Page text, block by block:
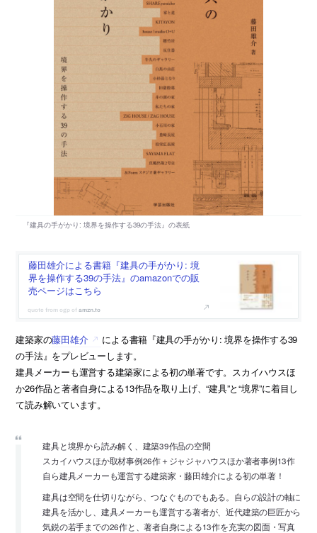
藤田雄介による書籍『建具の手がかり: 境
界を操作する39の手法』のamazonでの販
売ページはこちら
amzn.to
建築家の藤田雄介
による書籍『建具の手がかり: 境界を操作する39
の手法』をプレビューします。
建具メーカーも運営する建築家による初の単著です。スカイハウスほ
か26作品と著者自身による13作品を取り上げ、“建具”と“境界”に着目し
て読み解いています。
建具と境界から読み解く、建築39作品の空間
スカイハウスほか取材事例26作＋ジャジャハウスほか著者事例13作
自ら建具メーカーも運営する建築家・藤田雄介による初の単著！
建具は空間を仕切りながら、つなぐものでもある。自らの設計の軸に
建具を活かし、建具メーカーも運営する著者が、近代建築の巨匠から
気鋭の若手までの26作と、著者自身による13作を充実の図面・写真